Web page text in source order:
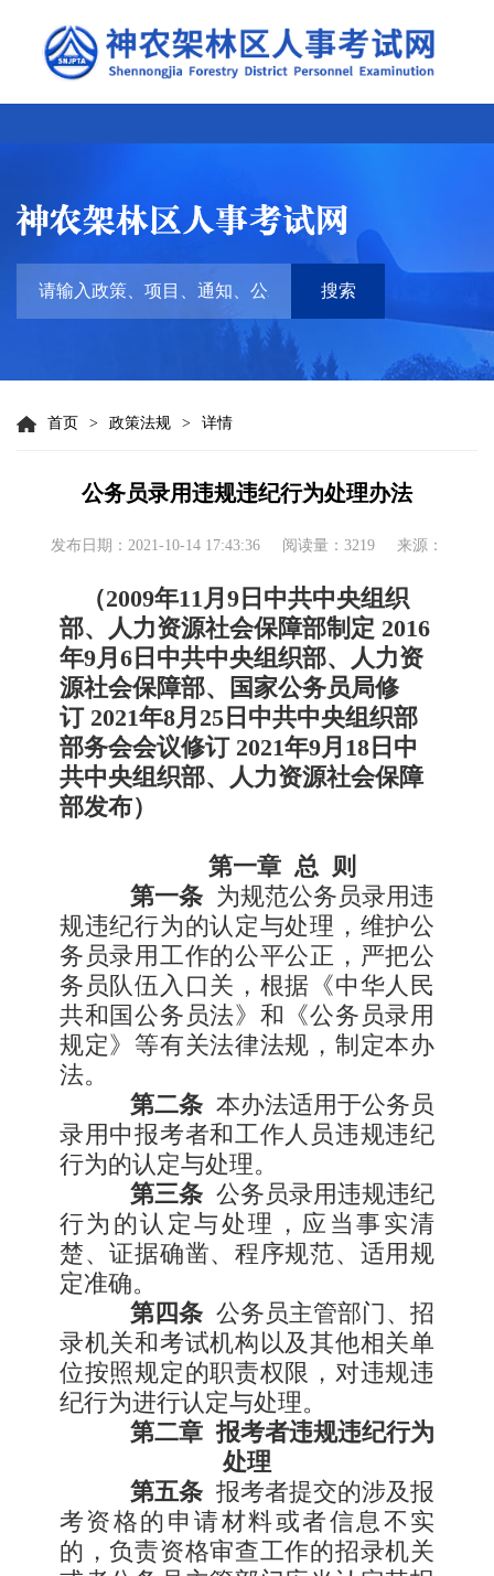
搜索
首页 > 政策法规 > 详情
公务员录用违规违纪行为处理办法
发布日期：2021-10-14 17:43:36 阅读量：3219 来源：
（2009年11 月 9 日中共中央组织
部、人力资源社会保障部制定 2016
年9月 6 日中共中央组织部、人力资
源社会保障部、国家公务员局修
订 2021年8月 25 日中共中央组织部
部务会会议修订 2021年9月 18 日中
共中央组织部、人力资源社会保障
部发布）
第一章 总 则
第一条 为规范公务员录用违
规违纪行为的认定与处理，维护公
务员录用工作的公平公正，严把公
务员队伍入口关，根据《中华人民
共和国公务员法》和《公务员录用
规定》等有关法律法规，制定本办
法。
第二条 本办法适用于公务员
录用中报考者和工作人员违规违纪
行为的认定与处理。
第三条 公务员录用违规违纪
行为的认定与处理，应当事实清
楚、证据确凿、程序规范、适用规
定准确。
第四条 公务员主管部门、招
录机关和考试机构以及其他相关单
位按照规定的职责权限，对违规违
纪行为进行认定与处理。
第二章 报考者违规违纪行为
处理
第五条 报考者提交的涉及报
考资格的申请材料或者信息不实
的，负责资格审查工作的招录机关